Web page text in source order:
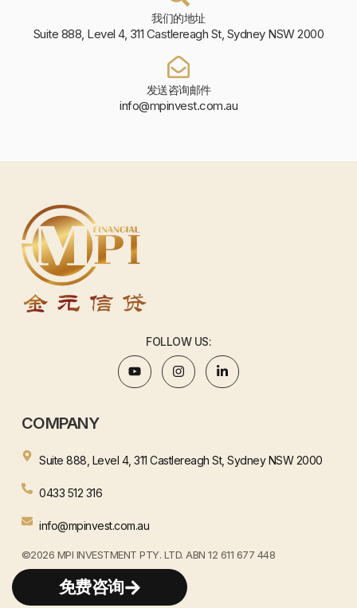
我们的地址
Suite 888, Level 4, 311 Castlereagh St, Sydney NSW 2000
发送咨询邮件
info@mpinvest.com.au
FOLLOW US:
COMPANY
Suite 888, Level 4, 311 Castlereagh St, Sydney NSW 2000
0433 512 316
info@mpinvest.com.au
©2026 MPI INVESTMENT PTY. LTD. ABN 12 611 677 448
WEBSITE BY HENJAY
免费咨询